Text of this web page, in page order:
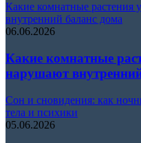
Какие комнатные растения
внутренний баланс дома
06.06.2026
Какие комнатные
нарушают
Сон и сновидения: как
тела и психики
05.06.2026